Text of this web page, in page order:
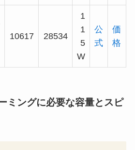
10617 28534
1
1
5
W
公
式
価
格
ミングに必要な容量とスピ